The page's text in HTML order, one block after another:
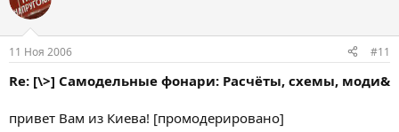
11 Ноя 2006 #11
Re: [\>] Самодельные фонари: Расчёты, схемы, моди&
привет Вам из Киева! [промодерировано]